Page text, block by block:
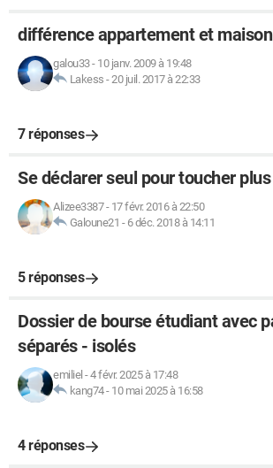
différence appartement et maison
galou33- 10 janv. 2009 à 19:48
Lakess -20 juil. 2017 à 22:33
7 réponses
Se déclarer seul pour toucher
Alizee3387- 17 févr. 2016 à 22:50
Galoune21 - 6 déc. 2018 à 14:11
5 réponses
Dossier de bourse étudiant avec
séparés - isolés
emiliel -4 févr. 2025 à 17:48
kang74- 10 mai 2025 à 16:58
4 réponses